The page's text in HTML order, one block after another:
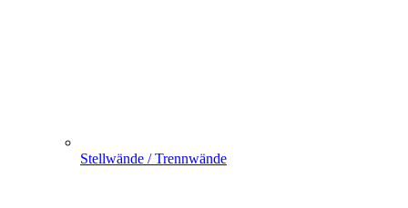
Stellwände / Trennwände